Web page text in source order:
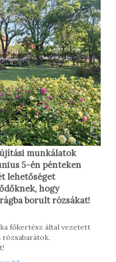
munkálatok
5-én pénteken
lehetőséget
hogy
borult rózsákat!
főkertész által vezetett
rózsabarátok.